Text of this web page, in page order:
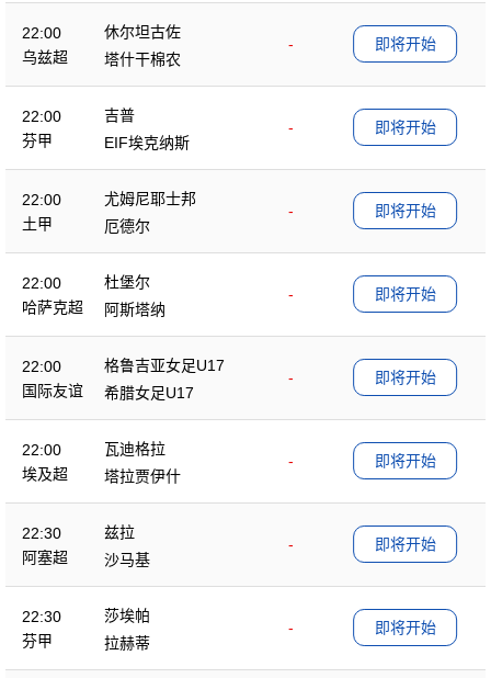
22:00
乌兹超
休尔坦古佐
-
塔什干棉农
即将开始
22:00
芬甲
吉普
-
EIF埃克纳斯
即将开始
22:00
土甲
尤姆尼耶士邦
-
厄德尔
即将开始
22:00
哈萨克超
杜堡尔
-
阿斯塔纳
即将开始
22:00
国际友谊
格鲁吉亚女足U17
-
希腊女足U17
即将开始
22:00
埃及超
瓦迪格拉
-
塔拉贾伊什
即将开始
22:30
阿塞超
兹拉
-
沙马基
即将开始
22:30
芬甲
莎埃帕
-
拉赫蒂
即将开始